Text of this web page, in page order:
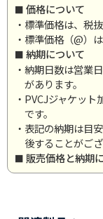
価格について
・標準価格は、税
・標準価格（@）
納期について
・納期日数は営業
があります。
・PVCJジャケッ
です。
・表記の納期は目
後することがござ
販売価格と納期